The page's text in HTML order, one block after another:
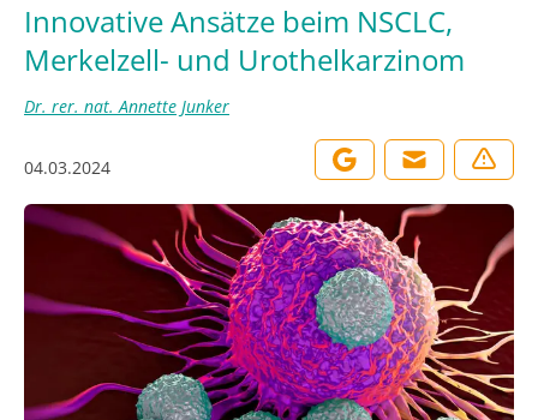
Innovative Ansätze beim NSCLC,
Merkelzell- und Urothelkarzinom
Dr. rer. nat. Annette Junker
04.03.2024